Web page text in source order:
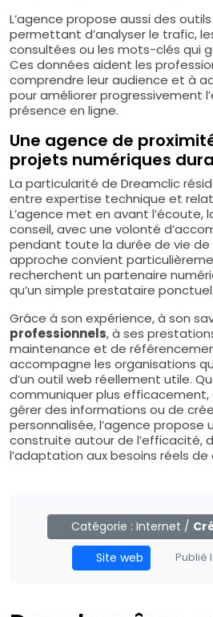
L’agence propose aussi des
permettant d’analyser le trafic,
consultées ou les mots-clés qui
Ces données aident les
comprendre leur audience et à
pour améliorer progressivement
présence en ligne.
Une agence de
projets numériques
La particularité de Dreamclic
entre expertise technique et
L’agence met en avant l’écoute,
conseil, avec une volonté
pendant toute la durée de vie
approche convient
recherchent un partenaire
qu’un simple prestataire ponctuel.
Grâce à son expérience, à son
professionnels, à ses
maintenance et de
accompagne les organisations
d’un outil web réellement utile.
communiquer plus efficacement,
gérer des informations ou de
personnalisée, l’agence propose
construite autour de l’efficacité,
l’adaptation aux besoins réels
Catégorie :Internet /
Site web
Publié